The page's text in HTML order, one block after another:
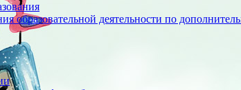
образовательной деятельности по